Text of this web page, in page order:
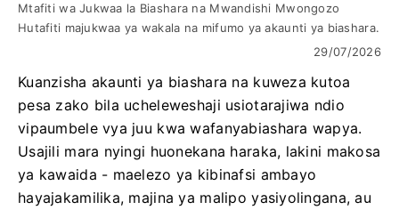
Mtafiti wa Jukwaa la Biashara na Mwandishi Mwongozo
Hutafiti majukwaa ya wakala na mifumo ya akaunti ya biashara.
29/07/2026
Kuanzisha akaunti ya biashara na kuweza kutoa
pesa zako bila ucheleweshaji usiotarajiwa ndio
vipaumbele vya juu kwa wafanyabiashara wapya.
Usajili mara nyingi huonekana haraka, lakini makosa
ya kawaida - maelezo ya kibinafsi ambayo
hayajakamilika, majina ya malipo yasiyolingana, au